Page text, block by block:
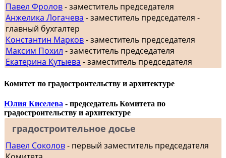
Павел Фролов- заместитель председателя
Анжелика Логачева - заместитель председателя -
главный бухгалтер
Константин Марков- заместитель председателя
Максим Похил - заместитель председателя
Екатерина Кутыева - заместитель председателя
Комитет по градостроительству и архитектуре
Юлия Киселева - председатель Комитета по
градостроительству и архитектуре
градостроительное досье
Павел Соколов- первый заместитель председателя